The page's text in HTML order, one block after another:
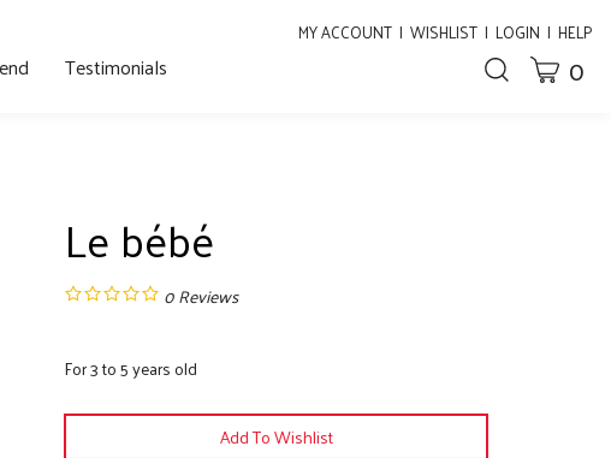
MY ACCOUNT | WISHLIST | LOGIN | HELP
Toggle
search
CART 0
Testimonials
Le bébé
0Reviews
For 3 to 5 years old